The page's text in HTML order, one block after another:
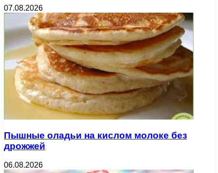
07.08.2026
Пышные оладьи на кислом молоке без
дрожжей
06.08.2026